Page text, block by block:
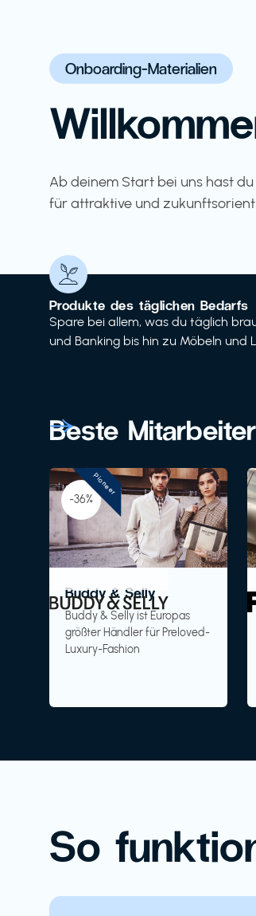
Onboarding-Materialien
Ab deinem Start bei uns hast
für attraktive und
Produkte des täglichen Bedarfs
Spare bei allem, was du täglich
und Banking bis hin zu Möbeln und
Beste
-36%
Buddy & Selly
Buddy & Selly ist Europas
größter Händler für Preloved-
Luxury-Fashion
Pioneer
So